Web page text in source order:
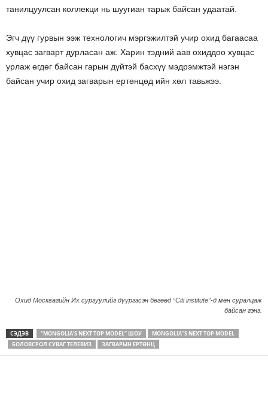
танилцуулсан коллекци нь шуугиан тарьж байсан удаатай.
Эгч дүү гурвын ээж технологич мэргэжилтэй учир охид багаасаа
хувцас загварт дурласан аж. Харин тэдний аав охиддоо хувцас
урлаж өгдөг байсан гарын дүйтэй басхүү мэдрэмжтэй нэгэн
байсан учир охид загварын ертөнцөд ийн хөл тавьжээ.
Охид Москвагийн Их сургуулийг дүүргэсэн бөгөөд “Citi institute”-д мөн суралцаж
байсан гэнэ.
СЭДЭВ “MONGOLIA’S NEXT TOP MODEL” ШОУ
MONGOLIA”S NEXT TOP MODEL
БОЛОВСРОЛ СУВАГ ТЕЛЕВИЗ
ЗАГВАРЫН ЕРТӨНЦ